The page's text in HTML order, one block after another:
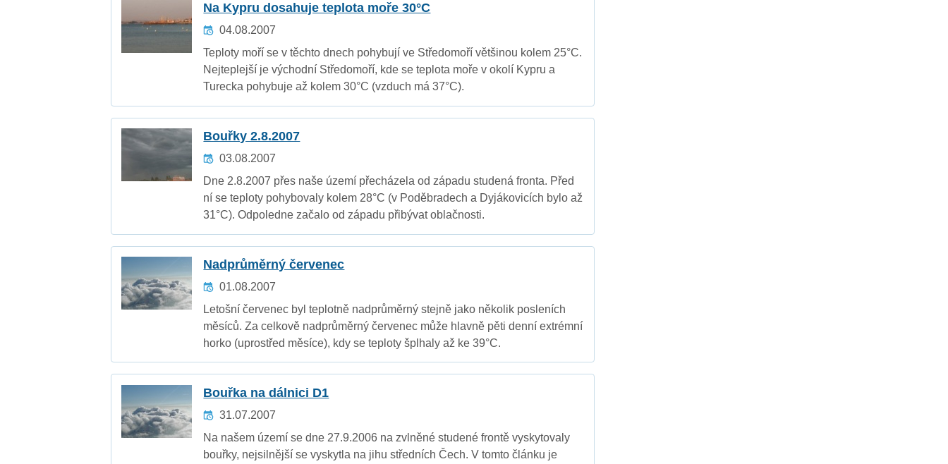
Na Kypru dosahuje teplota moře 30°C
04.08.2007
Teploty moří se v těchto dnech pohybují ve Středomoří většinou kolem 25°C.
Nejteplejší je východní Středomoří, kde se teplota moře v okolí Kypru a
Turecka pohybuje až kolem 30°C (vzduch má 37°C).
Bouřky 2.8.2007
03.08.2007
Dne 2.8.2007 přes naše území přecházela od západu studená fronta. Před
ní se teploty pohybovaly kolem 28°C (v Poděbradech a Dyjákovicích bylo až
31°C). Odpoledne začalo od západu přibývat oblačnosti.
Nadprůměrný červenec
01.08.2007
Letošní červenec byl teplotně nadprůměrný stejně jako několik posleních
měsíců. Za celkově nadprůměrný červenec může hlavně pěti denní extrémní
horko (uprostřed měsíce), kdy se teploty šplhaly až ke 39°C.
Bouřka na dálnici D1
31.07.2007
Na našem území se dne 27.9.2006 na zvlněné studené frontě vyskytovaly
bouřky, nejsilnější se vyskytla na jihu středních Čech. V tomto článku je